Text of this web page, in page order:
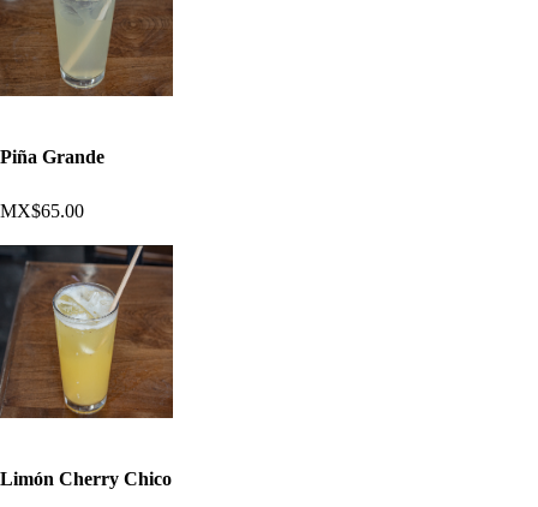
Piña Grande
MX$65.00
Limón Cherry Chico